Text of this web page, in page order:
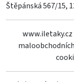
Štěpánská 567/15,